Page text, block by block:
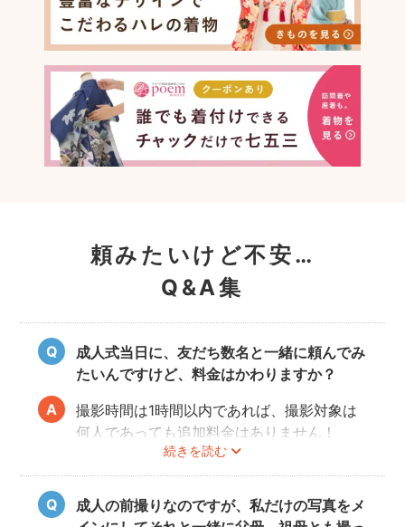
頼みたいけど不安…
Q&A集
成人式当日に、友だち数名と一緒に頼んでみ
たいんですけど、料金はかわりますか？
続きを読む
撮影時間は1時間以内であれば、撮影対象は
何人であっても追加料金はありません！
ぜひお友だち同士で素敵な思い出を残してく
ださい。
成人の前撮りなのですが、私だけの写真をメ